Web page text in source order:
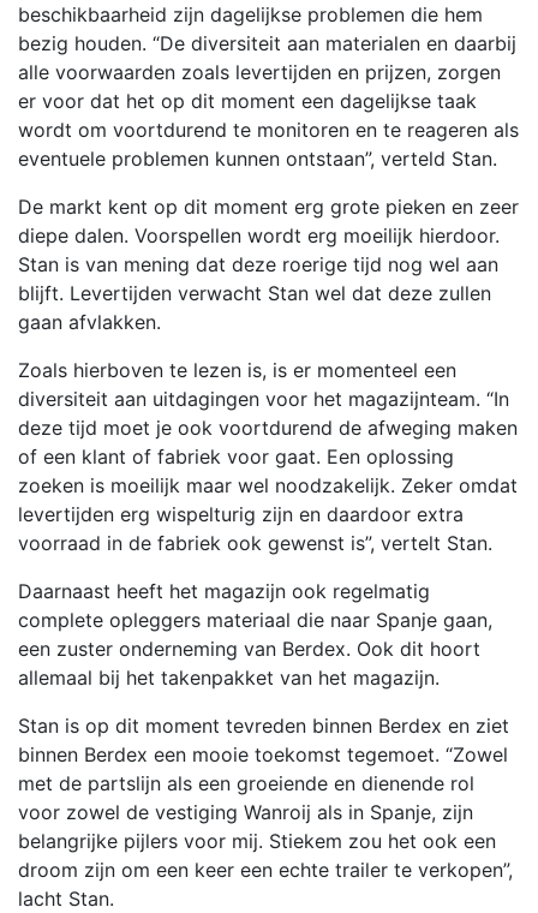
beschikbaarheid zijn dagelijkse problemen die hem
bezig houden. “De diversiteit aan materialen en daarbij
alle voorwaarden zoals levertijden en prijzen, zorgen
er voor dat het op dit moment een dagelijkse taak
wordt om voortdurend te monitoren en te reageren als
eventuele problemen kunnen ontstaan”, verteld Stan.
De markt kent op dit moment erg grote pieken en zeer
diepe dalen. Voorspellen wordt erg moeilijk hierdoor.
Stan is van mening dat deze roerige tijd nog wel aan
blijft. Levertijden verwacht Stan wel dat deze zullen
gaan afvlakken.
Zoals hierboven te lezen is, is er momenteel een
diversiteit aan uitdagingen voor het magazijnteam. “In
deze tijd moet je ook voortdurend de afweging maken
of een klant of fabriek voor gaat. Een oplossing
zoeken is moeilijk maar wel noodzakelijk. Zeker omdat
levertijden erg wispelturig zijn en daardoor extra
voorraad in de fabriek ook gewenst is”, vertelt Stan.
Daarnaast heeft het magazijn ook regelmatig
complete opleggers materiaal die naar Spanje gaan,
een zuster onderneming van Berdex. Ook dit hoort
allemaal bij het takenpakket van het magazijn.
Stan is op dit moment tevreden binnen Berdex en ziet
binnen Berdex een mooie toekomst tegemoet. “Zowel
met de partslijn als een groeiende en dienende rol
voor zowel de vestiging Wanroij als in Spanje, zijn
belangrijke pijlers voor mij. Stiekem zou het ook een
droom zijn om een keer een echte trailer te verkopen”,
lacht Stan.